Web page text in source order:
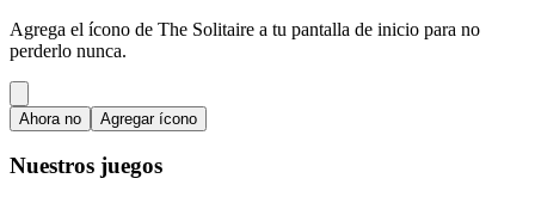
Agrega el ícono de The Solitaire a tu pantalla de inicio para no
perderlo nunca.
Ahora no Agregar ícono
Nuestros juegos